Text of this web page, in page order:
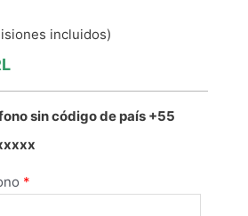
incluidos)
sin código de país +55
*